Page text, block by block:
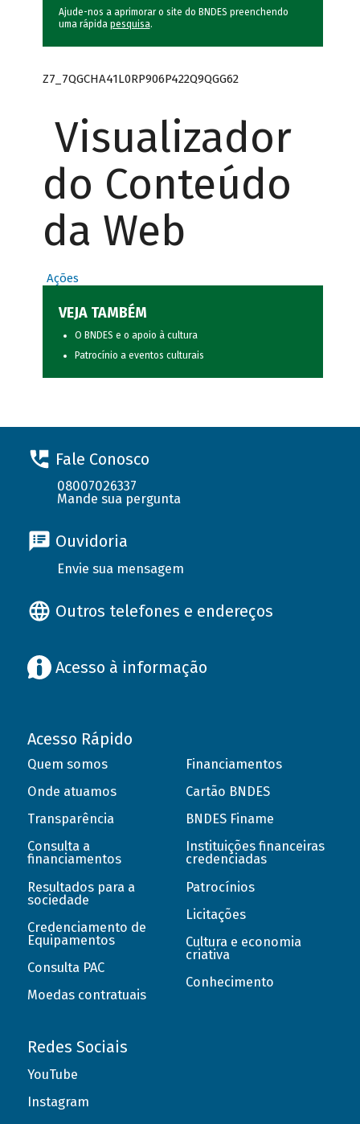
Ajude-nos a aprimorar o site do BNDES preenchendo
uma rápida pesquisa.
Z7_7QGCHA41L0RP906P422Q9QGG62
Visualizador
do Conteúdo
da Web
Ações
VEJA TAMBÉM
O BNDES e o apoio à cultura
Patrocínio a eventos culturais
Fale Conosco
08007026337
Mande sua pergunta
Ouvidoria
Envie sua mensagem
Outros telefones e endereços
Acesso à informação
Acesso Rápido
Quem somos
Onde atuamos
Transparência
Consulta a
financiamentos
Resultados para a
sociedade
Credenciamento de
Equipamentos
Consulta PAC
Moedas contratuais
Financiamentos
Cartão BNDES
BNDES Finame
Instituições financeiras
credenciadas
Patrocínios
Licitações
Cultura e economia
criativa
Conhecimento
Redes Sociais
YouTube
Instagram